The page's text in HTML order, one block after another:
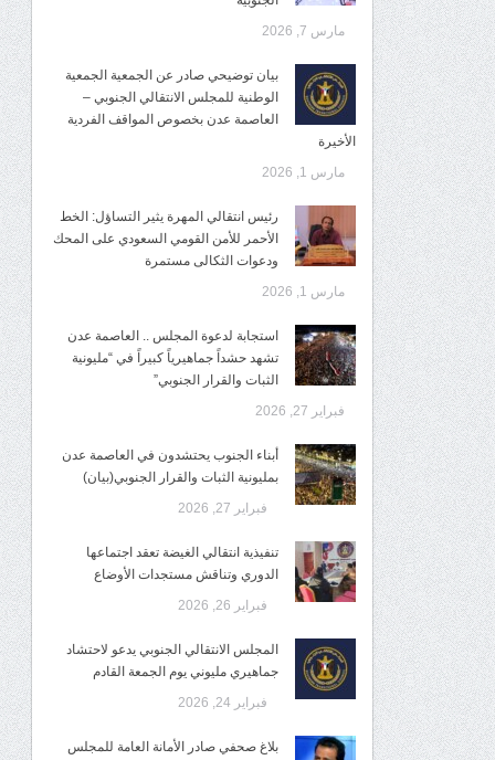
مارس 7, 2026
بيان توضيحي صادر عن الجمعية الجمعية
الوطنية للمجلس الانتقالي الجنوبي –
العاصمة عدن بخصوص المواقف الفردية
الأخيرة
مارس 1, 2026
رئيس انتقالي المهرة يثير التساؤل: الخط
الأحمر للأمن القومي السعودي على المحك
ودعوات الثكالى مستمرة
مارس 1, 2026
استجابة لدعوة المجلس .. العاصمة عدن
تشهد حشداً جماهيرياً كبيراً في “مليونية
الثبات والقرار الجنوبي”
فبراير 27, 2026
أبناء الجنوب يحتشدون في العاصمة عدن
بمليونية الثبات والقرار الجنوبي(بيان)
فبراير 27, 2026
تنفيذية انتقالي الغيضة تعقد اجتماعها
الدوري وتناقش مستجدات الأوضاع
فبراير 26, 2026
المجلس الانتقالي الجنوبي يدعو لاحتشاد
جماهيري مليوني يوم الجمعة القادم
فبراير 24, 2026
بلاغ صحفي صادر الأمانة العامة للمجلس